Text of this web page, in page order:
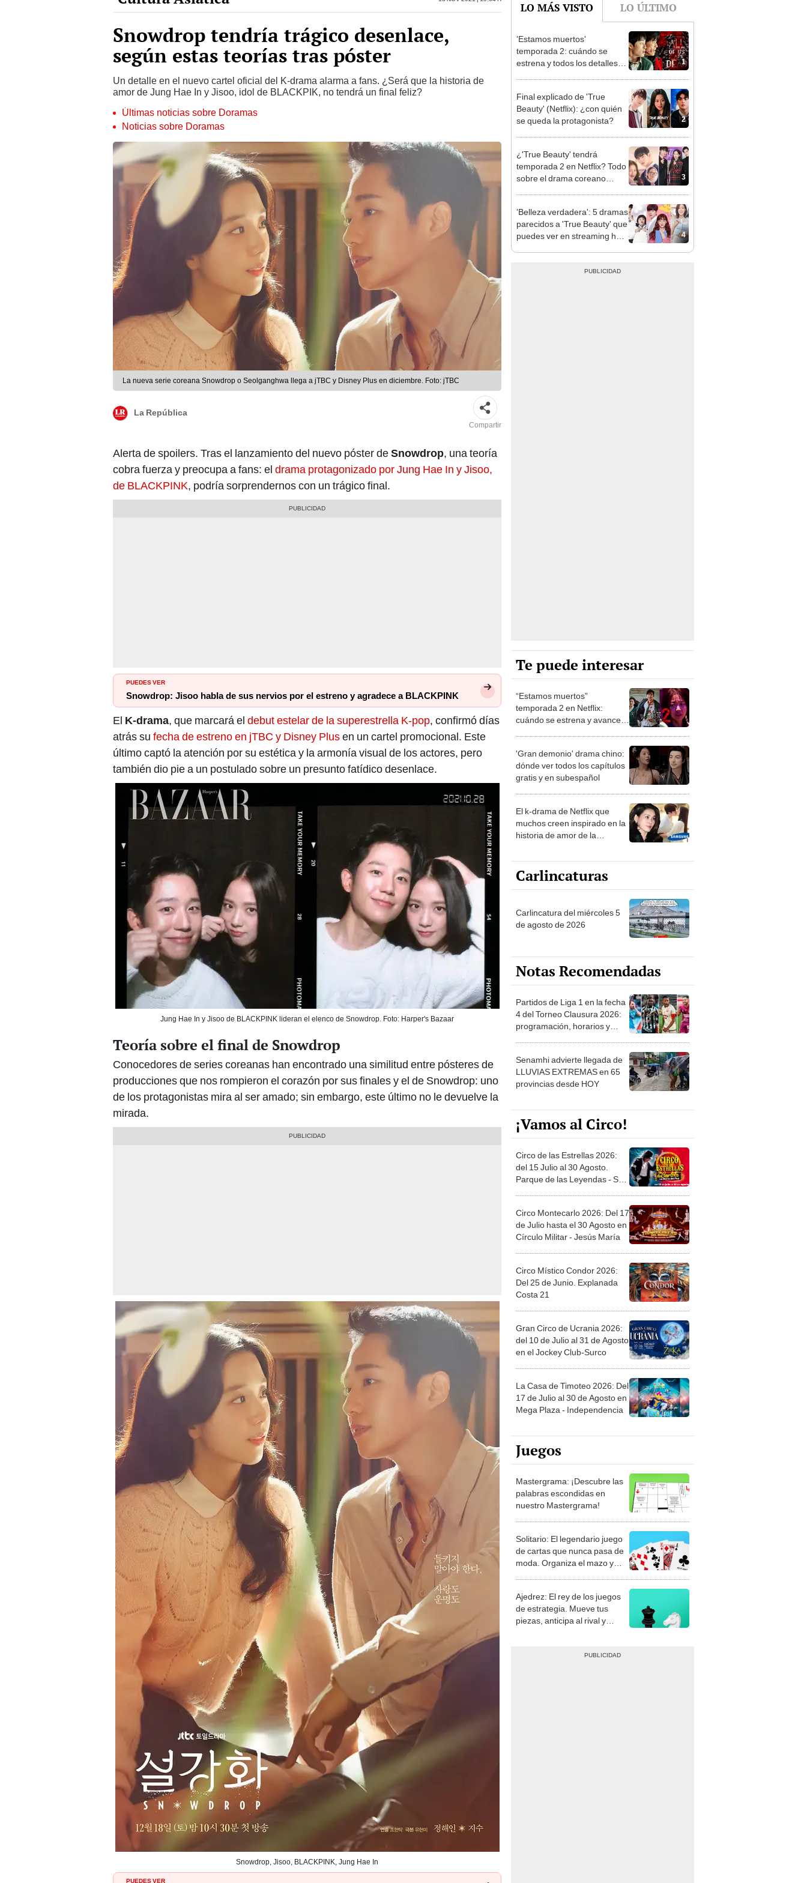
Snowdrop tendría trágico desenlace,
según estas teorías tras póster
Un detalle en el nuevo cartel oficial del K-drama alarma a fans. ¿Será que la historia de
amor de Jung Hae In y Jisoo, idol de BLACKPIK, no tendrá un final feliz?
Últimas noticias sobre Doramas
Noticias sobre Doramas
La nueva serie coreana Snowdrop o Seolganghwa llega a jTBC y Disney Plus en diciembre. Foto: jTBC
Compartir
cobra fuerza y preocupa a fans: eldrama protagonizado por Jung Hae In y Jisoo,
de BLACKPINK, podría sorprendernos con un trágico final.
Snowdrop: Jisoo habla de sus nervios por el estreno y agradece a BLACKPINK
ElK-drama, que marcará eldebut estelar de la superestrella K-pop, confirmó días
atrás sufecha de estreno en jTBC y Disney Plusen un cartel promocional. Este
último captó la atención por su estética y la armonía visual de los actores, pero
también dio pie a un postulado sobre un presunto fatídico desenlace.
Jung Hae In y Jisoo de BLACKPINK lideran el elenco de Snowdrop. Foto: Harper's Bazaar
Teoría sobre el final de Snowdrop
Conocedores de series coreanas han encontrado una similitud entre pósteres de
producciones que nos rompieron el corazón por sus finales y el de Snowdrop: uno
de los protagonistas mira al ser amado; sin embargo, este último no le devuelve la
mirada.
Snowdrop, Jisoo, BLACKPINK, Jung Hae In
Lee Min Ho y Jennie de BLACKPINK sí tuvieron foto juntos en 2021 LACMA Art+Film
1
temporada 2: cuándo se
estrena y todos los detalles
de la nueva entrega
2
Final explicado de 'True
Beauty' (Netflix): ¿con quién
se queda la protagonista?
3
¿'True Beauty' tendrá
temporada 2 en Netflix? Todo
sobre el drama coreano
protagonizado por Cha Eun
4
'Belleza verdadera': 5 dramas
parecidos a 'True Beauty' que
puedes ver en streaming hoy
mismo
Te puede interesar
“Estamos muertos”
temporada 2 en Netflix:
cuándo se estrena y avances
de la temporada
'Gran demonio' drama chino:
dónde ver todos los capítulos
gratis y en subespañol
El k-drama de Netflix que
muchos creen inspirado en la
historia de amor de la
heredera de Samsung
Carlincaturas
de agosto de 2026
Notas Recomendadas
Partidos de Liga 1 en la fecha
4 del Torneo Clausura 2026:
programación, horarios y
Senamhi advierte llegada de
LLUVIAS EXTREMAS en 65
provincias desde HOY
¡Vamos al Circo!
Circo de las Estrellas 2026:
del 15 Julio al 30 Agosto.
Parque de las Leyendas - San
Miguel
Circo Montecarlo 2026: Del 17
de Julio hasta el 30 Agosto en
Círculo Militar - Jesús María
Circo Místico Condor 2026:
Del 25 de Junio. Explanada
Costa 21
Gran Circo de Ucrania 2026:
del 10 de Julio al 31 de Agosto
en el Jockey Club-Surco
La Casa de Timoteo 2026: Del
17 de Julio al 30 de Agosto en
Mega Plaza - Independencia
Juegos
Mastergrama: ¡Descubre las
palabras escondidas en
nuestro Mastergrama!
Solitario: El legendario juego
de cartas que nunca pasa de
moda. Organiza el mazo y
demuestra tu habilidad.
Ajedrez: El rey de los juegos
de estrategia. Mueve tus
piezas, anticipa al rival y
consigue el jaque mate.